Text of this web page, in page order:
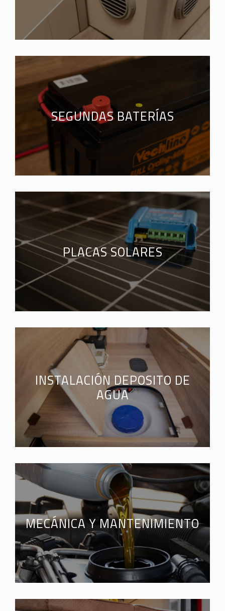
SEGUNDAS BATERÍAS
PLACAS SOLARES
INSTALACIÓN DEPOSITO DE
AGUA
MECÁNICA Y MANTENIMIENTO